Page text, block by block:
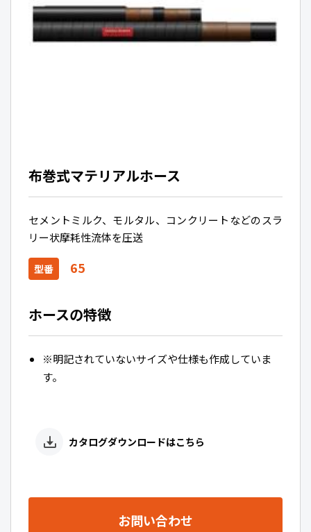
布巻式マテリアルホース
セメントミルク、モルタル、コンクリートなどのスラ
リー状摩耗性流体を圧送
型番 65
ホースの特徴
※明記されていないサイズや仕様も作成していま
す。
カタログダウンロードはこちら
お問い合わせ